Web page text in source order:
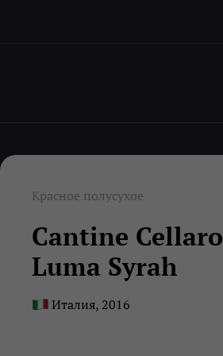
Красное полусухое
Cantine Cellaro
Luma Syrah
Италия, 2016